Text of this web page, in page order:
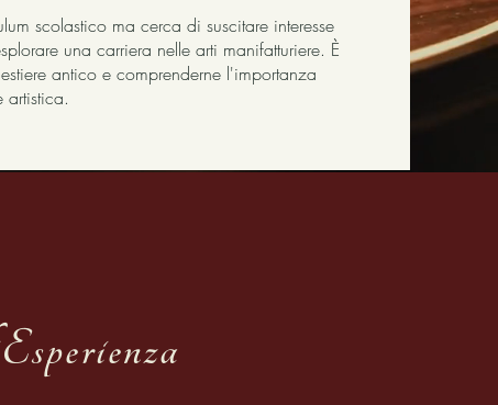
scolastico ma cerca di suscitare interesse
una carriera nelle arti manifatturiere. È
antico e comprenderne l'importanza
artistica.